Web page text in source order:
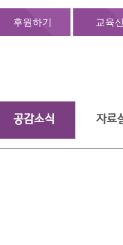
후원하기 교육
공감소식 자료